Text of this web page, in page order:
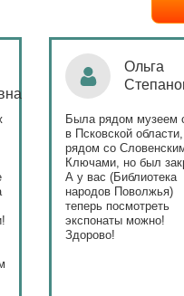
Наталья
Поздравляю
народов Поволжья с
уникальным стартом
тематического года!
и остальные
приносят людям